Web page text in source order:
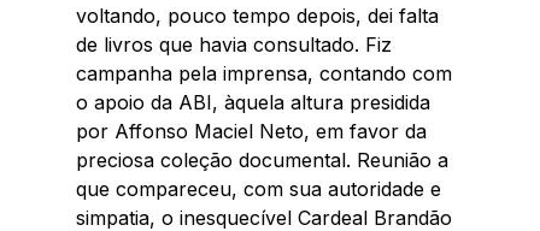
voltando, pouco tempo depois, dei falta
de livros que havia consultado. Fiz
campanha pela imprensa, contando com
o apoio da ABI, àquela altura presidida
por Affonso Maciel Neto, em favor da
preciosa coleção documental. Reunião a
que compareceu, com sua autoridade e
simpatia, o inesquecível Cardeal Brandão